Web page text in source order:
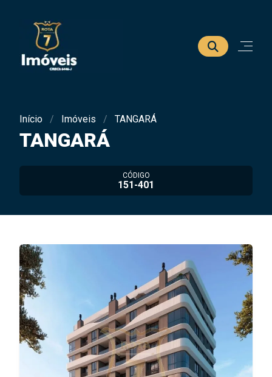
Início Imóveis TANGARÁ
TANGARÁ
CÓDIGO
151-401